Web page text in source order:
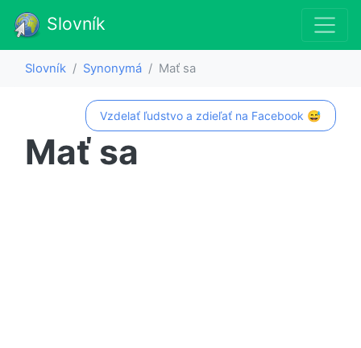
Slovník
Slovník Synonymá Mať sa
Vzdelať ľudstvo a zdieľať na Facebook 😅
Mať sa